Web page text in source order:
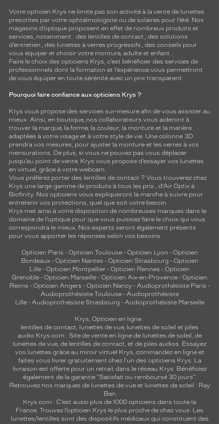
Votre opticien Krys ne limite pas son activité à la vente de lunettes
prescrites par votre ophtalmologiste ou de solaires pour l’été. Nos
magasins d’optique proposent en effet de nombreux produits et
services, notamment : des lentilles de contact ; des solutions
d’entretien ; des lunettes à verres progressifs ; des conseils pour
vous équiper et choisir votre monture, adulte et enfant.
Faire le choix des opticiens Krys, c’est bénéficier des services de
professionnels dont la formation et l’expérience vous permettront
de vous équiper en toute sérénité avec un prix transparent.
Pourquoi faire confiance aux opticiens Krys ?
Krys vous propose des services sur-mesure afin de vous assister au
mieux. Ainsi, en boutique, nos collaborateurs vous aideront à
trouver la marque, la forme, la couleur, la monture et la matière
adaptées à votre visage et à votre style de vie. Une colonne 3D
prendra vos mesures, pour ajuster la monture et les verres à vos
mensurations. De plus, si vous ne pouvez pas vous déplacer
jusqu’au point de vente, Krys vous propose d’essayer vos lunettes
en virtuel, grâce à votre webcam.
Vous préférez porter des lentilles de contact ? Vous trouverez chez
Krys une large gamme de produits à tous les prix , d’Air Optix à
Biofinity. Nos opticiens vous expliqueront la marche à suivre pour
entretenir vos protections, quel que soit votre besoin.
Krys met ainsi à votre disposition de nombreuses marques dans le
domaine de l’optique pour que vous puissiez faire le choix qui vous
correspondra le mieux. Nos experts seront également présents
pour vous apporter les réponses selon vos besoins.
Opticien Paris - Opticien Toulouse- Opticien Lyon - Opticien
Bordeaux- Opticien Nantes - Opticien Strasbourg - Opticien
Lille - Opticien Montpellier - Opticien Rennes - Opticien
Grenoble - Opticien Marseille - Opticien Aix-en-Provence - Opticien
Reims - Opticien Angers - Opticien Nancy - Audioprothésiste Paris -
Audioprothésiste Toulouse- Audioprothésiste
Lille- Audioprothésiste Strasbourg - Audioprothésiste Marseille
Krys, Opticien en ligne :
lentilles de contact, lunettes de vue, lunettes de soleil et piles
audio Krys.com : Site de vente en ligne de lunettes de soleil, de
lunettes de vue, de lentilles de contact, et de piles audios. Essayez
vos lunettes grâce au miroir virtuel Krys, commandez en ligne et
faites vous livrer gratuitement chez l'un des opticiens Krys. La
livraison est offerte pour un retrait dans le réseau Krys. Bénéficiez
également de la garantie "Satisfait ou remboursé 30 jours".
Retrouvez nos marques de lunettes de vue et lunettes de soleil : Ray
Ban
Krys.com : C’est aussi plus de 1000 opticiens dans toute la
France. Trouvez l’opticien Krys le plus proche de chez vous. Les
lunettes/lentilles sont des dispositifs médicaux qui constituent des